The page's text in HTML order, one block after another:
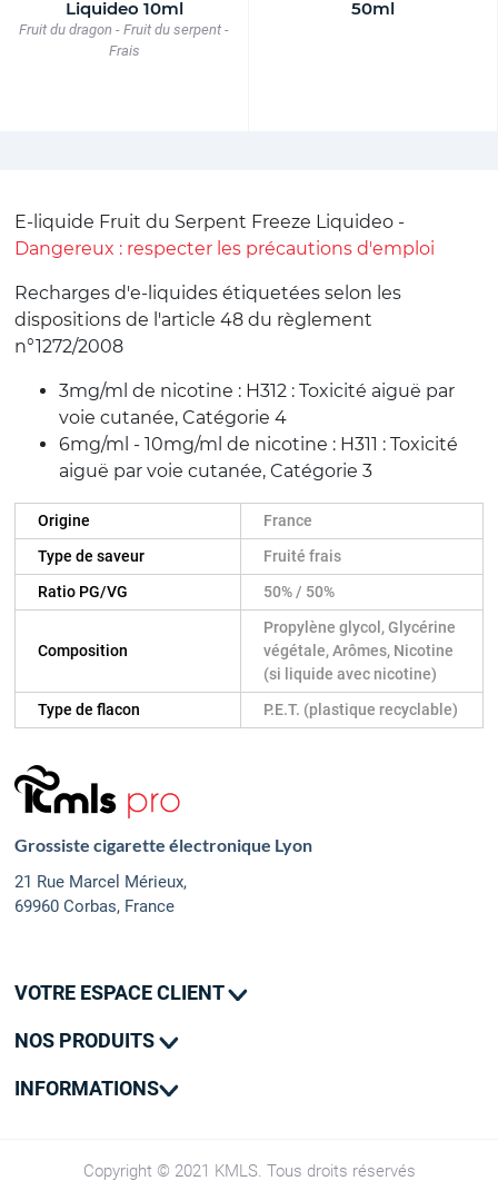
Liquideo 10ml
Fruit du dragon - Fruit du serpent -
Frais
50ml
E-liquide Fruit du Serpent Freeze Liquideo -
Dangereux : respecter les précautions d'emploi
Recharges d'e-liquides étiquetées selon les
dispositions de l'article 48 du règlement
n°1272/2008
3mg/ml de nicotine : H312 : Toxicité aiguë par
voie cutanée, Catégorie 4
6mg/ml - 10mg/ml de nicotine : H311 : Toxicité
aiguë par voie cutanée, Catégorie 3
Origine
France
Type de saveur
Fruité frais
Ratio PG/VG
50% / 50%
Composition
Propylène glycol, Glycérine
végétale, Arômes, Nicotine
(si liquide avec nicotine)
Type de flacon
P.E.T. (plastique recyclable)
Grossiste cigarette électronique Lyon
21 Rue Marcel Mérieux,
69960 Corbas, France
VOTRE ESPACE CLIENT
Mes adresses
NOS PRODUITS
Nouveautés
INFORMATIONS
Copyright © 2021 KMLS. Tous droits réservés